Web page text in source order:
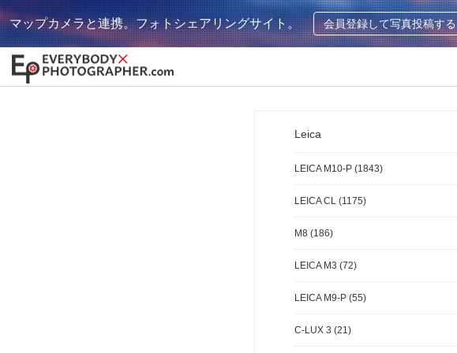
マップカメラと連携。フォトシェアリングサイト。 会員登録して写真投稿する
Leica
LEICA M10-P (1843)
LEICA CL (1175)
M8 (186)
LEICA M3 (72)
LEICA M9-P (55)
C-LUX 3 (21)